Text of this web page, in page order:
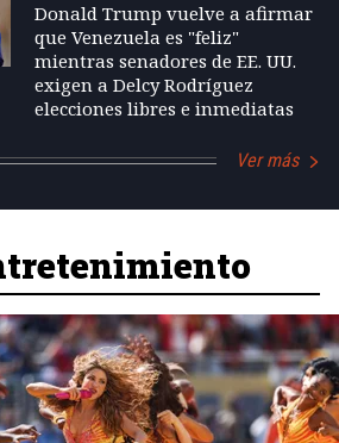
Donald Trump vuelve a afirmar
que Venezuela es "feliz"
mientras senadores de EE. UU.
exigen a Delcy Rodríguez
elecciones libres e inmediatas
Ver más